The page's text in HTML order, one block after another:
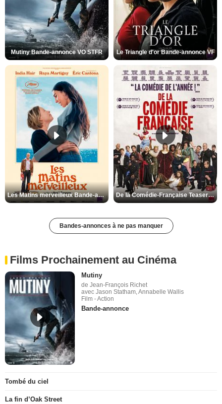
Mutiny Bande-annonce VO STFR Le Triangle d'or Bande-annonce VF
Les Matins merveilleux Bande-annonce VF De la Comédie-Française Teaser VF
Bandes-annonces à ne pas manquer
Films Prochainement au Cinéma
Mutiny
de Jean-François Richet
avec Jason Statham, Annabelle Wallis
Film - Action
Bande-annonce
Tombé du ciel
La fin d’Oak Street